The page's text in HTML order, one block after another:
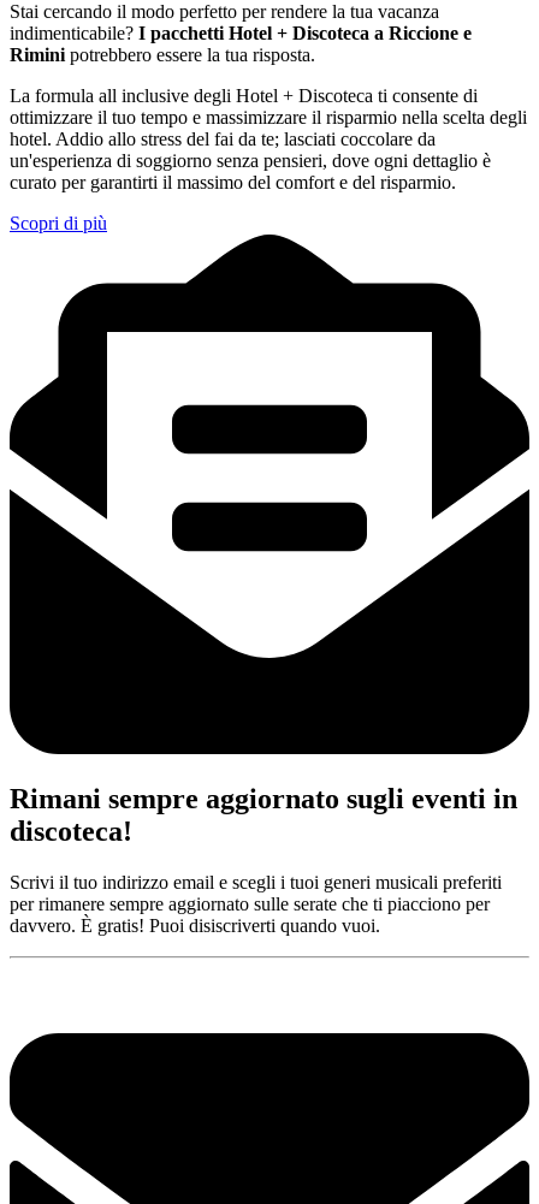
Stai cercando il modo perfetto per rendere la tua vacanza
indimenticabile? I pacchetti Hotel + Discoteca a Riccione e
Rimini potrebbero essere la tua risposta.
La formula all inclusive degli Hotel + Discoteca ti consente di
ottimizzare il tuo tempo e massimizzare il risparmio nella scelta degli
hotel. Addio allo stress del fai da te; lasciati coccolare da
un'esperienza di soggiorno senza pensieri, dove ogni dettaglio è
curato per garantirti il massimo del comfort e del risparmio.
Scopri di più
Rimani sempre aggiornato sugli eventi in
discoteca!
Scrivi il tuo indirizzo email e scegli i tuoi generi musicali preferiti
per rimanere sempre aggiornato sulle serate che ti piacciono per
davvero. È gratis! Puoi disiscriverti quando vuoi.